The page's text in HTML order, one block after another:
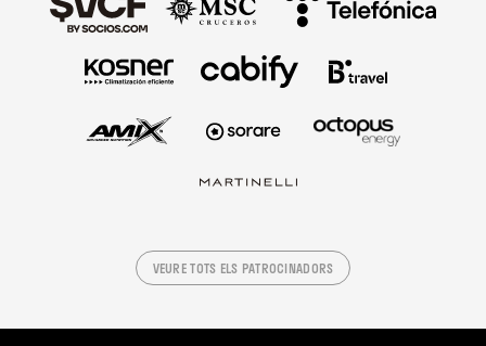
VEURE TOTS ELS PATROCINADORS